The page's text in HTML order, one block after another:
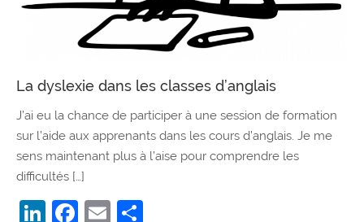
La dyslexie dans les classes d’anglais
J’ai eu la chance de participer à une session de formation
sur l’aide aux apprenants dans les cours d’anglais. Je me
sens maintenant plus à l’aise pour comprendre les
difficultés […]
LinkedIn
Facebook
Email